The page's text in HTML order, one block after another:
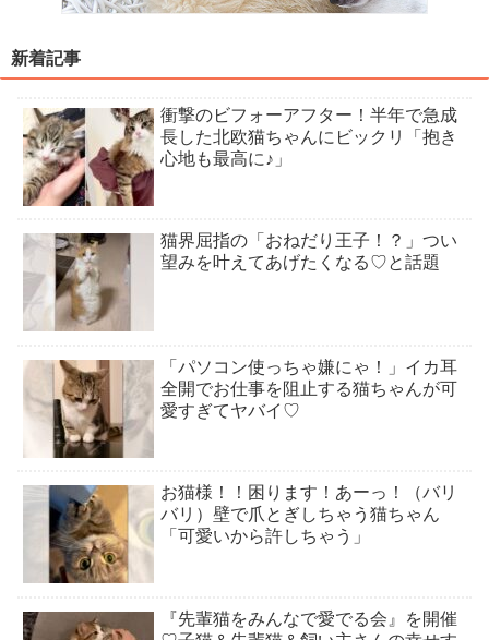
新着記事
衝撃のビフォーアフター！半年で急成
長した北欧猫ちゃんにビックリ「抱き
心地も最高に♪」
猫界屈指の「おねだり王子！？」つい
望みを叶えてあげたくなる♡と話題
「パソコン使っちゃ嫌にゃ！」イカ耳
全開でお仕事を阻止する猫ちゃんが可
愛すぎてヤバイ♡
お猫様！！困ります！あーっ！（バリ
バリ）壁で爪とぎしちゃう猫ちゃん
「可愛いから許しちゃう」
『先輩猫をみんなで愛でる会』を開催